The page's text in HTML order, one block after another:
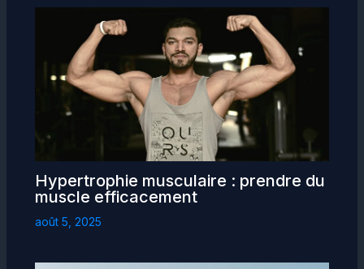
Hypertrophie musculaire : prendre du
muscle efficacement
août 5, 2025